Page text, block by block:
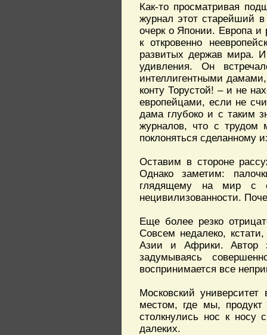
Как-то просматривая
журнал этот старейший
очерк о Японии. Европа и
к откровенно
развитых держав мира.
удивления. Он
интеллигентными
конту Торустой! – и не
европейцами, если не
дама глубоко и с таким
журналов, что с трудом
поклоняться сделанному
Оставим в стороне
Однако заметим:
глядящему на мир с
нецивилизованности.
Еще более резко
Совсем недалеко,
Азии и Африки. Автор
задумываясь
воспринимается все
Московский
местом, где мы, продукт
столкнулись нос к носу
далеких.